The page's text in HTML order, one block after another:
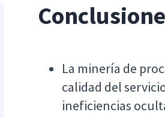
La minería de
calidad del
ineficiencias